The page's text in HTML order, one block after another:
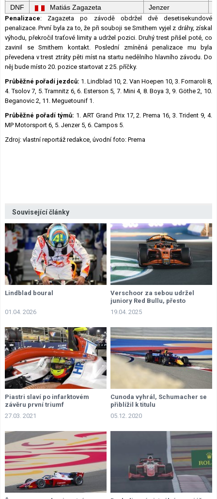
DNF
Matiás Zagazeta Jenzer
Penalizace: Zagazeta po závodě obdržel dvě desetisekundové
penalizace. První byla za to, že při souboji se Smithem vyjel z dráhy, získal
výhodu, překročil traťové limity a udržel pozici. Druhý trest přišel poté, co
zavinil se Smithem kontakt. Poslední zmíněná penalizace mu byla
převedena v trest ztráty pěti míst na startu nedělního hlavního závodu. Do
něj bude místo 20. pozice startovat z 25. příčky.
Průběžné pořadí jezdců: 1. Lindblad 10, 2. Van Hoepen 10, 3. Fornaroli 8,
4. Tsolov 7, 5. Tramnitz 6, 6. Esterson 5, 7. Mini 4, 8. Boya 3, 9. Göthe 2, 10.
Beganovic 2, 11. Meguetounif 1.
Průběžné pořadí týmů: 1. ART Grand Prix 17, 2. Prema 16, 3. Trident 9, 4.
MP Motorsport 6, 5. Jenzer 5, 6. Campos 5.
Zdroj: vlastní reportáž redakce, úvodní foto: Prema
Související články
Lindblad boural
01.04. 2026
Verschoor za sebou udržel
juniory Red Bullu, přesto
ostrouhal
19.04. 2025
Piastri slaví po infarktovém
závěru první triumf
27.03. 2021
Cunoda vyhrál, Schumacher se
přiblížil k titulu
05.12. 2020